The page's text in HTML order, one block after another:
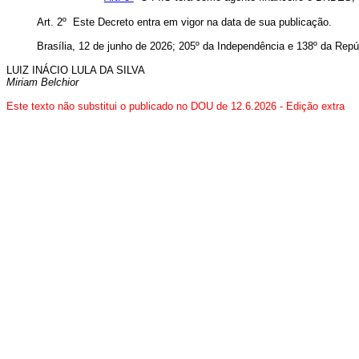
Art. 2º Este Decreto entra em vigor na data de sua publicação.
Brasília, 12 de junho de 2026; 205º da Independência e 138º da
LUIZ INÁCIO LULA DA SILVA
Miriam Belchior
Este texto não substitui o publicado no DOU de 12.6.2026 - Edição extra